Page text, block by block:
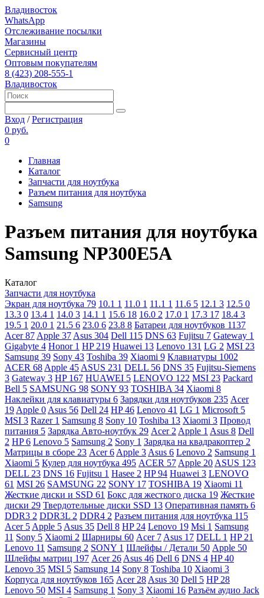
Владивосток
WhatsApp
Отслеживание посылки
Магазины
Сервисный центр
Оптовым покупателям
8 (423) 208-555-1
Владивосток
Вход /Регистрация
0 руб.
0
Главная
Каталог
Запчасти для ноутбука
Разъем питания для ноутбука
Samsung
Разъем питания для ноутбука
Samsung NP300E5A
Каталог
Запчасти для ноутбука
Экран для ноутбука 79 10.1 1 11.0 1 11.1 1 11.6 5 12.1 3 12.5 0
13.3 0 13.4 1 14.0 3 14.1 1 15.6 18 16.0 2 17.0 1 17.3 17 18.4 3
19.5 1 20.0 1 21.5 6 23.0 6 23.8 8 Батареи для ноутбуков 1137
Acer87 Apple 37 Asus 304 Dell 115 DNS 63 Fujitsu 7 Gateway 1
Gigabyte 4 Honor 1 HP 219 Huawei 13 Lenovo 131 LG 2 MSI 23
Samsung 39 Sony 43 Toshiba 39 Xiaomi 9 Клавиатуры 1002
ACER 68 Apple 45 ASUS 231 DELL 56 DNS 35 Fujitsu-Siemens
3 Gateway 3 HP 167 HUAWEI 5 LENOVO 122 MSI 23 Packard
Bell 5 SAMSUNG 98 SONY 93 TOSHIBA 34 Xiaomi 8
Наклейки для клавиатуры 6 Зарядки для ноутбуков 235 Acer
19 Apple 0 Asus 56 Dell 24 HP46 Lenovo 41 LG 1 Microsoft 5
MSI 3 Razer 1 Samsung 8 Sony 10 Toshiba 13 Xiaomi 3 Провод
питания 5 Зарядка Авто-ноутбук 29 Acer 2 Apple 1 Asus 8 Dell
2 HP6 Lenovo 5 Samsung 2 Sony 1 Зарядка на квадракоптер 2
Матрицы в сборе 23 Acer6 Apple 3 Asus 6 Lenovo 2 Samsung 1
Xiaomi 5 Кулер для ноутбука 495 ACER 57 Apple 20 ASUS 123
DELL 23 DNS 16 Fujitsu 1 Hasee 2 HP94 Huawei 3 LENOVO
61 MSI 26 SAMSUNG 22 SONY 17 TOSHIBA 19 Xiaomi 11
Жесткие диски и SSD 61 Бокс для жесткого диска 19 Жесткие
диски 29 Твердотельные диски SSD 13 Оперативная память 6
DDR3 2 DDR3L 2 DDR4 2 Разъем питания для ноутбука 115
Acer 5 Apple 5 Asus 35 Dell 8 HP 24 Lenovo 19 Msi 1 Samsung
11 Sony 5 Xiaomi 2 Шарниры 60 Acer 7 Asus 17 DELL 1 HP 21
Lenovo 11 Samsung 2 SONY 1 Шлейфы / Детали 50 Apple 50
Шлейфы матриц 197 Acer 26 Asus 46 Dell 6 DNS 4 HP40
Lenovo 35 MSI 5 Samsung 14 Sony 8 Toshiba 10 Xiaomi 3
Корпуса для ноутбуков 165 Acer 28 Asus 30 Dell 5 HP 28
Lenovo 50 MSI 4 Samsung 1 Sony 3 Xiaomi 16 Разъём аудио Jack